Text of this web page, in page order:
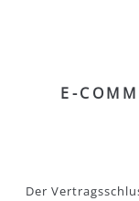
E-
Der